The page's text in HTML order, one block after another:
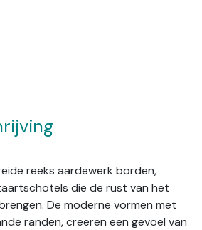
reeks aardewerk borden,
die de rust van het
De moderne vormen met
randen, creëren een gevoel van